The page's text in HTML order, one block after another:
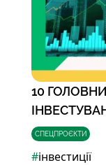
СПЕЦПРОЄКТИ
10
#інвестиції